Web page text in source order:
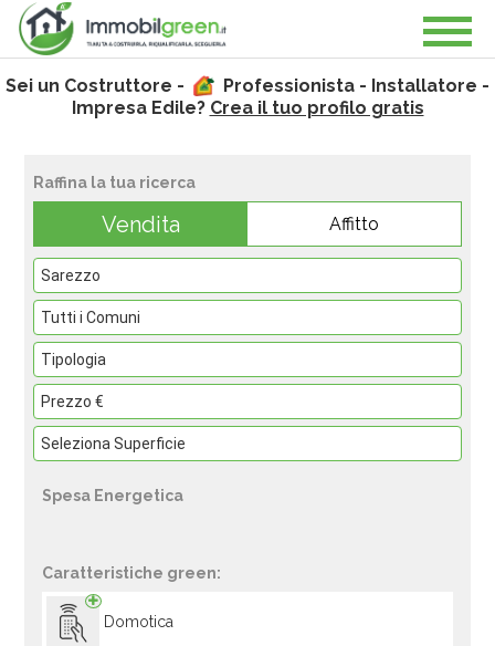
Sei un Costruttore -
Professionista - Installatore -
Impresa Edile? Crea il tuo profilo gratis
Raffina la tua ricerca
Vendita Affitto
Spesa Energetica
Caratteristiche green:
Domotica